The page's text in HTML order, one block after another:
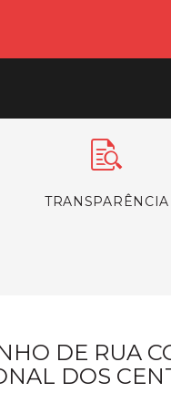
TRANSPARÊNCIA
DE RUA
DOS